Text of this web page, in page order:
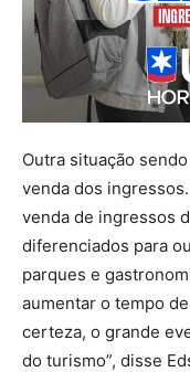
Outra situação
venda dos
venda de ingressos
diferenciados para
parques e
aumentar o tempo
certeza, o grande
do turismo”, disse